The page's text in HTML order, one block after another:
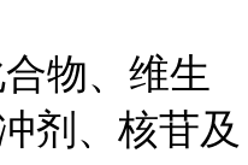
物、维生
剂、核苷及